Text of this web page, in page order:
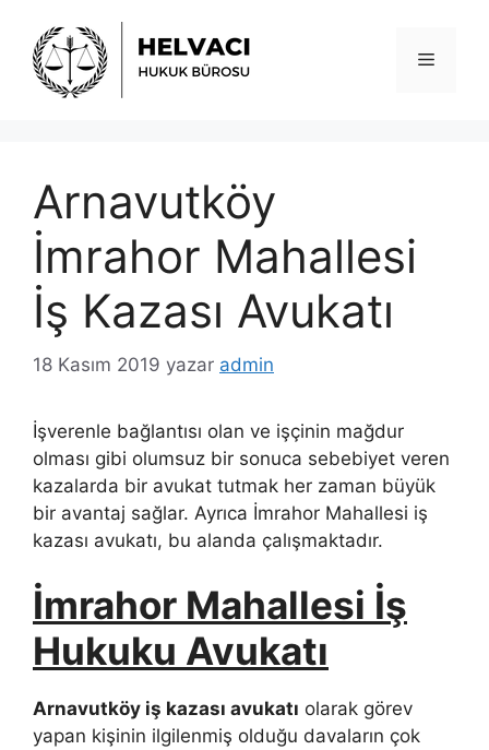
Menü
Arnavutköy
İmrahor Mahallesi
İş Kazası Avukatı
18 Kasım 2019 yazar admin
İşverenle bağlantısı olan ve işçinin mağdur
olması gibi olumsuz bir sonuca sebebiyet veren
kazalarda bir avukat tutmak her zaman büyük
bir avantaj sağlar. Ayrıca İmrahor Mahallesi iş
kazası avukatı, bu alanda çalışmaktadır.
İmrahor Mahallesi İş
Hukuku Avukatı
Arnavutköy iş kazası avukatı olarak görev
yapan kişinin ilgilenmiş olduğu davaların çok